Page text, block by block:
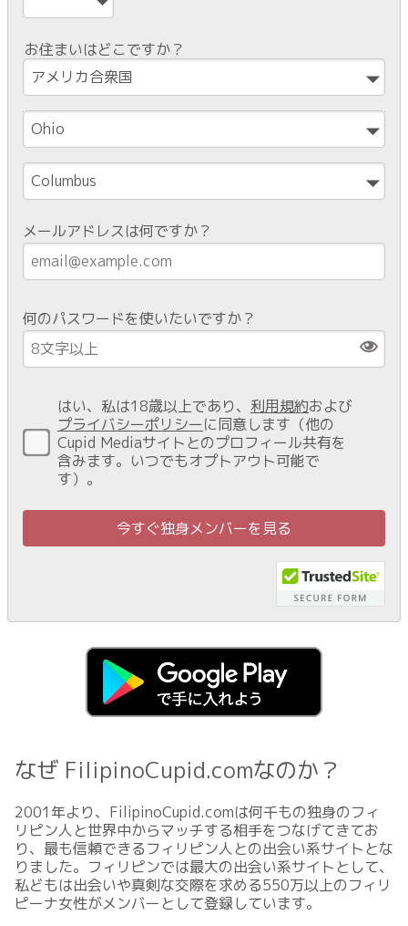
お住まいはどこですか？
メールアドレスは何ですか？
何のパスワードを使いたいですか？
はい、私は18歳以上であり、 利用規約および
プライバシーポリシーに同意します（他の
Cupid Mediaサイトとのプロフィール共有を
含みます。いつでもオプトアウト可能で
す）。
なぜ FilipinoCupid.comなのか？
2001年より、FilipinoCupid.comは何千もの独身のフィ
リピン人と世界中からマッチする相手をつなげてきてお
り、最も信頼できるフィリピン人との出会い系サイトとな
りました。フィリピンでは最大の出会い系サイトとして、
私どもは出会いや真剣な交際を求める550万以上のフィリ
ピーナ女性がメンバーとして登録しています。